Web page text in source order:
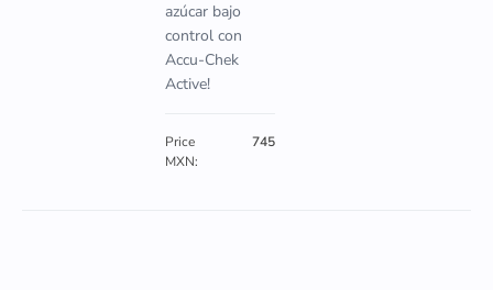
azúcar bajo
control con
Accu-Chek
Active!
Price
MXN:
745